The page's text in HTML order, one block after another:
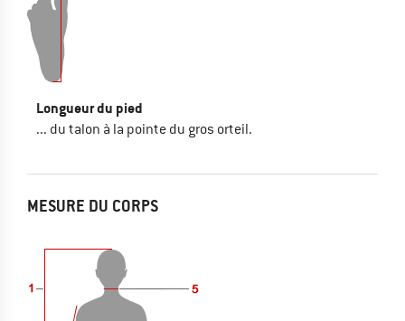
Longueur du pied
... du talon à la pointe du gros orteil.
MESURE DU CORPS